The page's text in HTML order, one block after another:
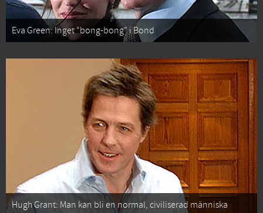
Eva Green: Inget “bong-bong” i Bond
Hugh Grant: Man kan bli en normal, civiliserad människa